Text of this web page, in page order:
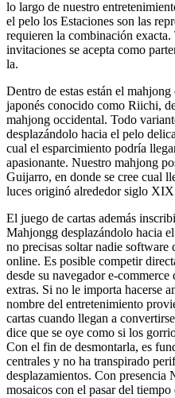
lo largo de nuestro
el pelo los Estaciones son las
requieren la combinación
invitaciones se acepta como
la.
Dentro de estas están el
japonés conocido como Riichi,
mahjong occidental. Todo
desplazándolo hacia el pelo
cual el esparcimiento podrí­a
apasionante. Nuestro mahjong
Guijarro, en donde se cree cual
luces originó alrededor siglo
El juego de cartas además
Mahjongg desplazándolo hacia
no precisas soltar nadie
online. Es posible competir
desde su navegador e-
extras. Si no le importa hacerse
nombre del entretenimiento
cartas cuando llegan a
dice que se oye como si los
Con el fin de desmontarla, es
centrales y no ha transpirado
desplazamientos. Con
mosaicos con el pasar del tiempo